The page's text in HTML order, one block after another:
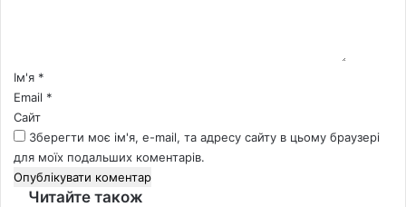
*Ім'я *
Email *
Сайт
Зберегти моє ім'я, e-mail, та адресу сайту в цьому браузері
для моїх подальших коментарів.
Читайте також